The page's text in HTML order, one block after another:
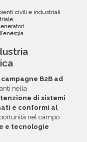
civili e industriali
campagne B2B ad
nella
di sistemi
e conformi al
nel campo
e tecnologie